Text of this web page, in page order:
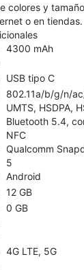
colores y
o en tiendas.
4300 mAh
USB tipo C
802.11a/b/g/n/
UMTS, HSDPA,
Bluetooth 5.4,
NFC
Qualcomm
5
Android
12 GB
0 GB
4G LTE, 5G